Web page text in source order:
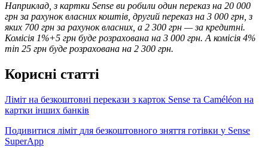
Наприклад, з картки Sense ви робили один переказ на 20 000
грн за рахунок власних коштів, другий переказ на 3 000 грн, з
яких 700 грн за рахунок власних, а 2 300 грн — за кредитні.
Комісія 1%+5 грн буде розрахована на 3 000 грн. А комісія 4%
min 25 грн буде розрахована на 2 300 грн.
Корисні статті
Ліміт на безкоштовні перекази з карток Sense та Сaméléon на
картки інших банків
Подивитися ліміт для безкоштовного зняття готівки у Sense
SuperApp